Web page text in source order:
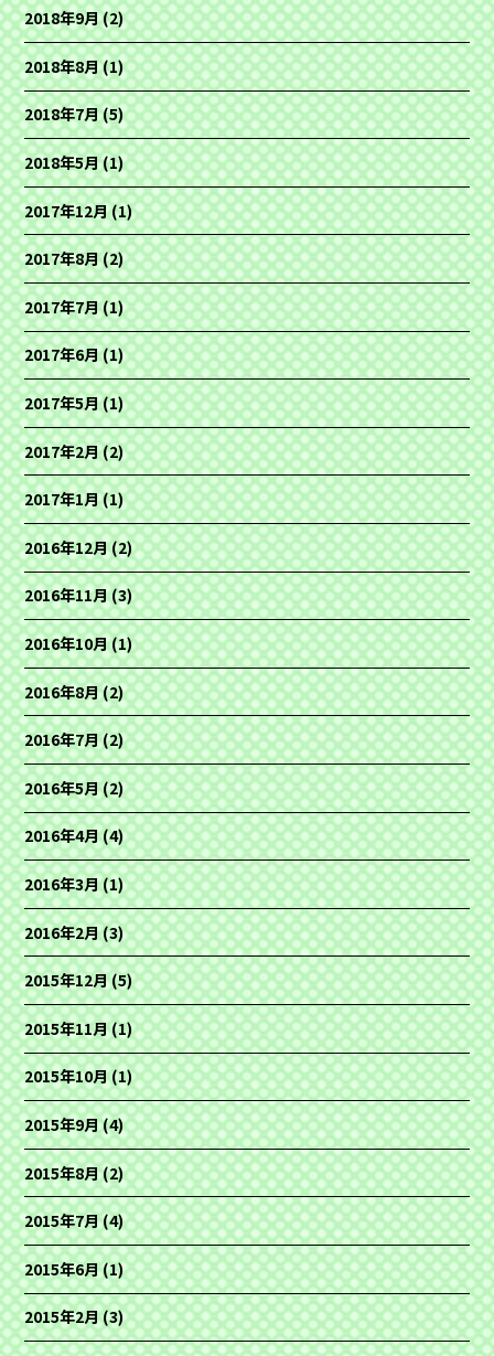
2018年9月(2)
2018年8月(1)
2018年7月(5)
2018年5月(1)
2017年12月(1)
2017年8月(2)
2017年7月(1)
2017年6月(1)
2017年5月(1)
2017年2月(2)
2017年1月(1)
2016年12月(2)
2016年11月(3)
2016年10月(1)
2016年8月(2)
2016年7月(2)
2016年5月(2)
2016年4月(4)
2016年3月(1)
2016年2月(3)
2015年12月(5)
2015年11月(1)
2015年10月(1)
2015年9月(4)
2015年8月(2)
2015年7月(4)
2015年6月(1)
2015年2月(3)